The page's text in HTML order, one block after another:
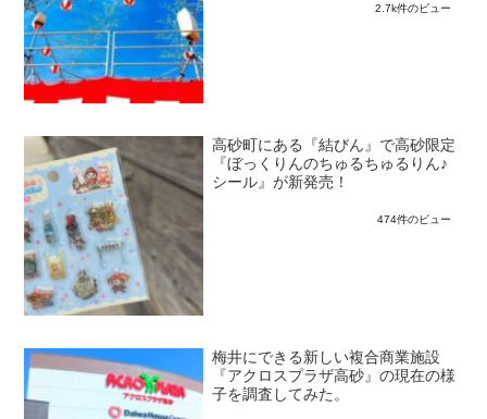
2.7k件のビュー
高砂町にある『結びん』で高砂限定
『ぼっくりんのちゅるちゅるりん♪
シール』が新発売！
474件のビュー
梅井にできる新しい複合商業施設
『アクロスプラザ高砂』の現在の様
子を調査してみた。